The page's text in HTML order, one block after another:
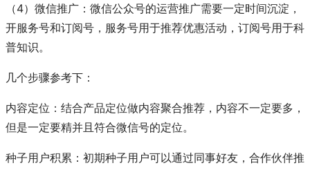
（4）微信推广：微信公众号的运营推广需要一定时间沉淀，
开服务号和订阅号，服务号用于推荐优惠活动，订阅号用于科
普知识。
几个步骤参考下：
内容定位：结合产品定位做内容聚合推荐，内容不一定要多，
但是一定要精并且符合微信号的定位。
种子用户积累：初期种子用户可以通过同事好友，合作伙伴推